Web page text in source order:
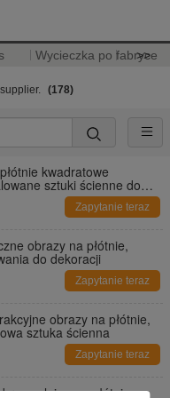
Wycieczka po fabryce
>>
supplier. (178)
kwadratowe
sztuki ścienne do
Zapytanie teraz
obrazy na płótnie,
do dekoracji
Zapytanie teraz
obrazy na płótnie,
sztuka ścienna
Zapytanie teraz
olejne na płótnie